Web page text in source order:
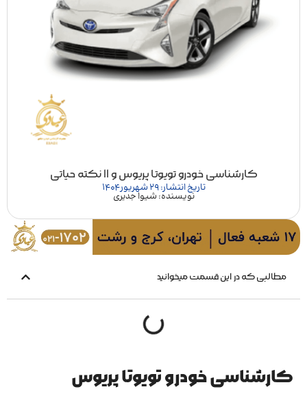
کارشناسی خودرو تویوتا پریوس و 11 نکته حیاتی
تاریخ انتشار: 29 شهریور 1404
نویسنده: شیوا جدیری
مطالبی که در این قسمت میخوانید
کارشناسی خودرو تویوتا پریوس